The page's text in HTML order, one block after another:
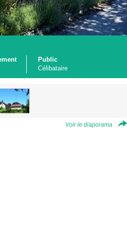
Public
Célibataire
Voir le diaporama